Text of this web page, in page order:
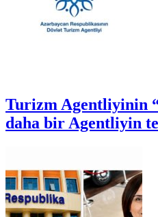
Turizm Agentliyinin
daha bir Agentliyin